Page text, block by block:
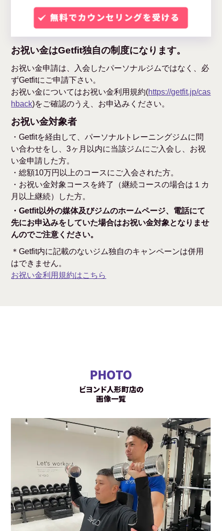
お祝い金はGetfit独自の制度になります。
お祝い金申請は、入会したパーソナルジムではなく、必
ずGetfitにご申請下さい。
お祝い金についてはお祝い金利用規約(https://getfit.jp/cas
hback)をご確認のうえ、お申込みください。
お祝い金対象者
・Getfitを経由して、パーソナルトレーニングジムに問
い合わせをし、3ヶ月以内に当該ジムにご入会し、お祝
い金申請した方。
・総額10万円以上のコースにご入会された方。
・お祝い金対象コースを終了（継続コースの場合は１カ
月以上継続）した方。
・Getfit以外の媒体及びジムのホームページ、電話にて
先にお申込みをしていた場合はお祝い金対象となりませ
んのでご注意ください。
＊Getfit内に記載のないジム独自のキャンペーンは併用
はできません。
お祝い金利用規約はこちら
PHOTO
ビヨンド人形町店の
画像一覧